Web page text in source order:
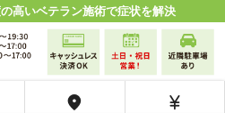
高いベテラン施術で症状を解決
room currency_yen